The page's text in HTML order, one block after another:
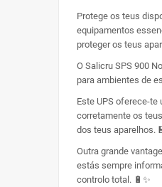
Protege os teus
equipamentos
proteger os teus
O Salicru SPS 900
para ambientes de
Este UPS oferece-
corretamente os
dos teus aparelhos.
Outra grande
estás sempre
controlo total. 🔋✨